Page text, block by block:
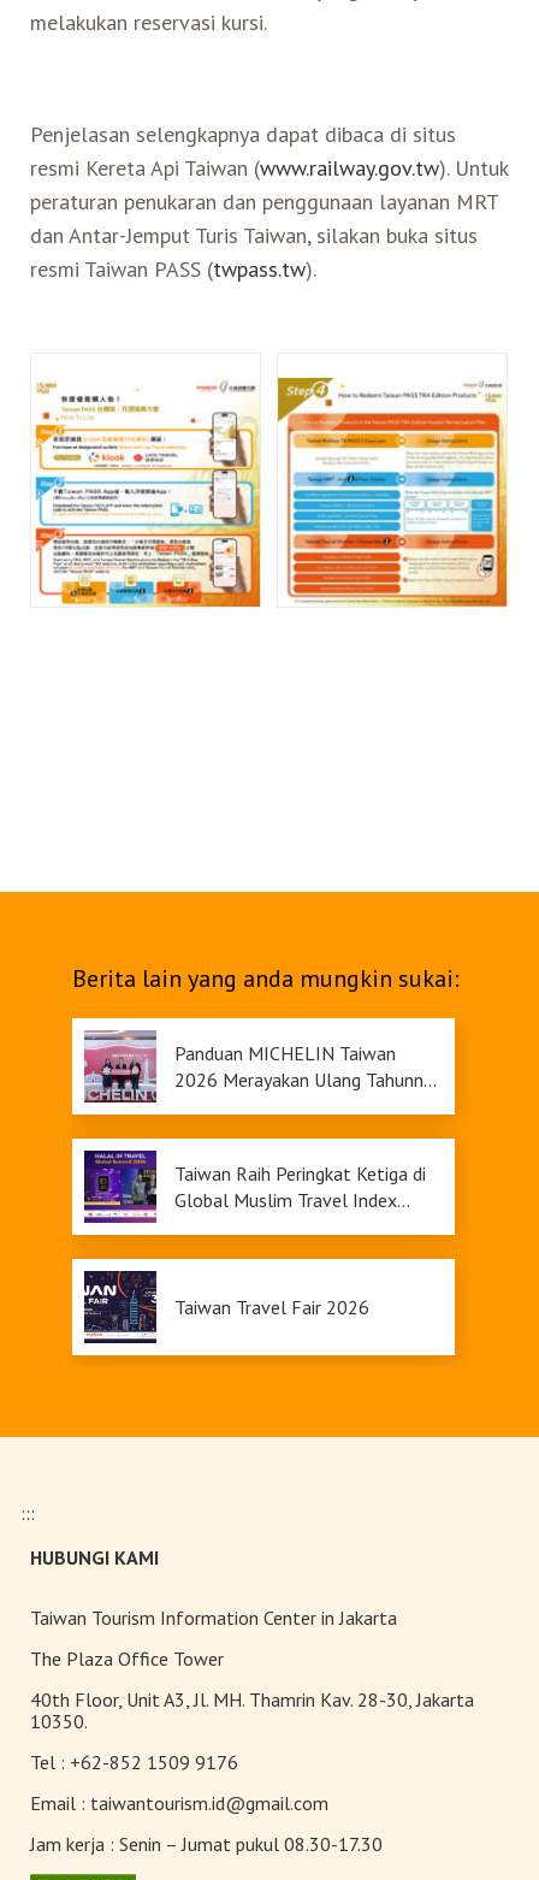
melakukan reservasi kursi.
Penjelasan selengkapnya dapat dibaca di situs
resmi Kereta Api Taiwan (www.railway.gov.tw). Untuk
peraturan penukaran dan penggunaan layanan MRT
dan Antar-Jemput Turis Taiwan, silakan buka situs
resmi Taiwan PASS (twpass.tw).
Berita lain yang anda mungkin sukai:
Panduan MICHELIN Taiwan
2026 Merayakan Ulang Tahunnya
Taiwan Raih Peringkat Ketiga di
Global Muslim Travel Index
Taiwan Travel Fair 2026
Tersedia
dengan Keindahan yang Mekar
Terangi Musim Semi Anda:
Tampil Memukau di Chiayi
Toserba Wisatawan” kini hadir di
7.200 kios ibon 7-ELEVEN di
:::
HUBUNGI KAMI
Taiwan Tourism Information Center in Jakarta
The Plaza Office Tower
40th Floor, Unit A3, Jl. MH. Thamrin Kav. 28-30, Jakarta
10350.
Tel : +62-852 1509 9176
Email : taiwantourism.id@gmail.com
Jam kerja : Senin – Jumat pukul 08.30-17.30